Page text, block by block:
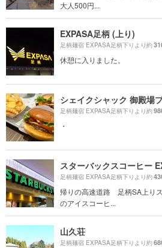
大人500円...
EXPASA足柄 (上り)
足柄麺宿 EXPASA足柄下りより約
休憩に入りました。
シェイクシャック 御殿場
足柄麺宿 EXPASA足柄下りより約
・
足柄麺宿 EXPASA足柄下りより約
帰りの高速道路 足柄SA上り
のアイスコーヒ...
山久荘
足柄麺宿 EXPASA足柄下りより約